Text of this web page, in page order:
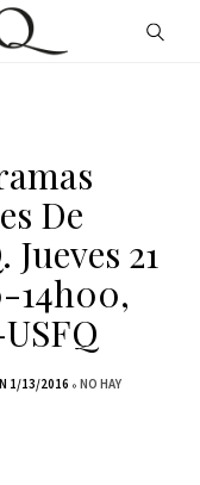
De
21
14h00,
1/13/2016
NO HAY